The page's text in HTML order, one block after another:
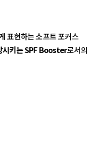
표현하는 소프트 포커스
시키는 SPF Booster로서의